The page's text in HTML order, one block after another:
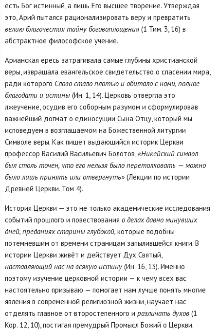
есть Бог истинный, а лишь Его высшее творение. Утверждая
это, Арий пытался рационализировать веру и превратить
велию благочестия тайну боговоплощения (1 Тим. 3, 16) в
абстрактное философское учение.
Арианская ересь затрагивала самые глубины христианской
веры, извращала евангельское свидетельство о спасении мира,
ради которого Слово стало плотью и обитало снами, полное
благодати и истины (Ин. 1, 14). Церковь отвергла это
лжеучение, осудив его соборным разумом и сформулировав
важнейший догмат о единосущии Сына Отцу, который мы
исповедуем в возглашаемом на Божественной литургии
Символе веры. Как пишет выдающийся историк Церкви
профессор Василий Васильевич Болотов, «Никейский символ
был столь точен, что его нельзя было перетолковать — можно
было лишь принять или отвергнуть» (Лекции по истории
Древней Церкви. Том 4).
История Церкви — это не только академические исследования
событий прошлого и повествования о делах давно минувших
дней, преданиях старины глубокой, которые подобны
потемневшим от времени страницам запылившейся книги. В
истории Церкви живёт и действует Дух Святый,
наставляющий нас на всякую истину (Ин. 16, 13). Именно
поэтому изучение церковной истории — к чему всех вас
настоятельно призываю — помогает нам лучше понять многие
явления в современной религиозной жизни, научает нас
отделять главное от второстепенного и различать духов (1
Кор. 12, 10), постигая премудрый Промысл Божий о Церкви.